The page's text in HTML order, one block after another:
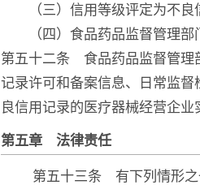
（三）信用等级评定为不良
（四）食品药品监督管理部
第五十二条 食品药品监督管理
记录许可和备案信息、日常监
良信用记录的医疗器械经营企业
第五章 法律责任
第五十三条 有下列情形之一